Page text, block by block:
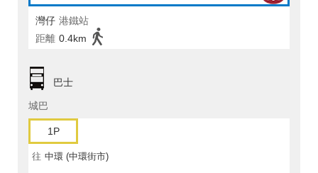
灣仔 港鐵站
距離 0.4km
巴士
城巴
1P
往 中環 (中環街市)